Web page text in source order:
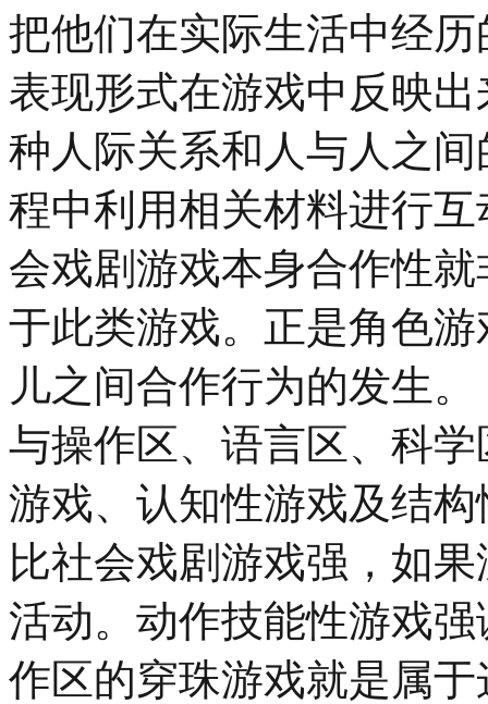
把他们在实际生活中经
表现形式在游戏中反映
种人际关系和人与人之
程中利用相关材料进行
会戏剧游戏本身合作性
于此类游戏。正是角色
儿之间合作行为的发生。
与操作区、语言区、科
游戏、认知性游戏及结
比社会戏剧游戏强，如
活动。动作技能性游戏
作区的穿珠游戏就是属